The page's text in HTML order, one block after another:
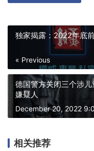
独家揭露：2022年底
« Previous
德国警方关闭三个涉
嫌疑人
December 20, 2022
相关推荐